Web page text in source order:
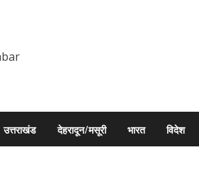
उत्तराखंड देहरादून/मसूरी भारत विदेश